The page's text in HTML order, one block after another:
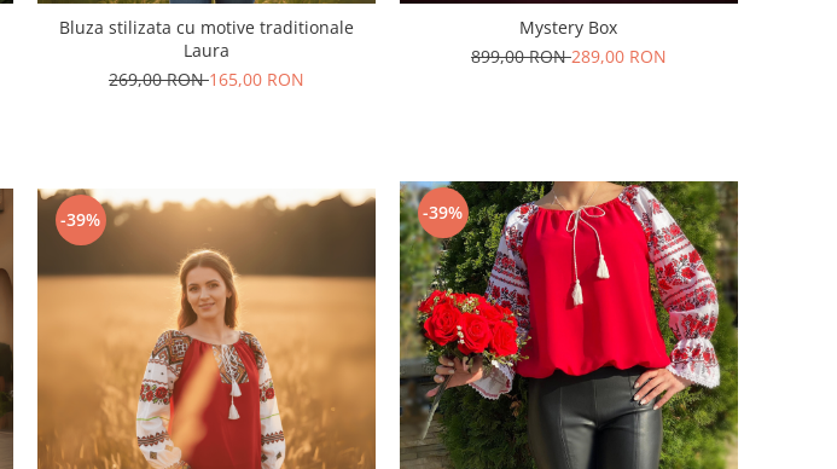
Bluza stilizata cu motive traditionale
Laura
269,00 RON165,00 RON
Mystery Box
899,00 RON289,00 RON
-39% -39%